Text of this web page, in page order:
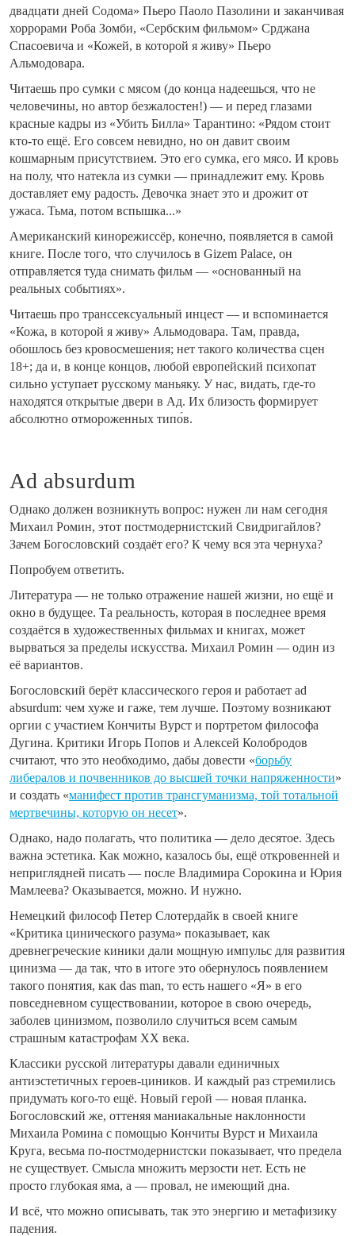
двадцати дней Содома» Пьеро Паоло Пазолини и заканчивая
хоррорами Роба Зомби, «Сербским фильмом» Срджана
Спасоевича и «Кожей, в которой я живу» Пьеро
Альмодовара.
Читаешь про сумки с мясом (до конца надеешься, что не
человечины, но автор безжалостен!) — и перед глазами
красные кадры из «Убить Билла» Тарантино: «Рядом стоит
кто-то ещё. Его совсем невидно, но он давит своим
кошмарным присутствием. Это его сумка, его мясо. И кровь
на полу, что натекла из сумки — принадлежит ему. Кровь
доставляет ему радость. Девочка знает это и дрожит от
ужаса. Тьма, потом вспышка...»
Американский кинорежиссёр, конечно, появляется в самой
книге. После того, что случилось в Gizem Palace, он
отправляется туда снимать фильм — «основанный на
реальных событиях».
Читаешь про транссексуальный инцест — и вспоминается
«Кожа, в которой я живу» Альмодовара. Там, правда,
обошлось без кровосмешения; нет такого количества сцен
18+; да и, в конце концов, любой европейский психопат
сильно уступает русскому маньяку. У нас, видать, где-то
находятся открытые двери в Ад. Их близость формирует
абсолютно отмороженных типо́в.
Ad absurdum
Однако должен возникнуть вопрос: нужен ли нам сегодня
Михаил Ромин, этот постмодернистский Свидригайлов?
Зачем Богословский создаёт его? К чему вся эта чернуха?
Попробуем ответить.
Литература — не только отражение нашей жизни, но ещё и
окно в будущее. Та реальность, которая в последнее время
создаётся в художественных фильмах и книгах, может
вырваться за пределы искусства. Михаил Ромин — один из
её вариантов.
Богословский берёт классического героя и работает ad
absurdum: чем хуже и гаже, тем лучше. Поэтому возникают
оргии с участием Кончиты Вурст и портретом философа
Дугина. Критики Игорь Попов и Алексей Колобродов
считают, что это необходимо, дабы довести «борьбу
либералов и почвенников до высшей точки напряженности»
и создать «манифест против трансгуманизма, той тотальной
мертвечины, которую он несет».
Однако, надо полагать, что политика — дело десятое. Здесь
важна эстетика. Как можно, казалось бы, ещё откровенней и
неприглядней писать — после Владимира Сорокина и Юрия
Мамлеева? Оказывается, можно. И нужно.
Немецкий философ Петер Слотердайк в своей книге
«Критика цинического разума» показывает, как
древнегреческие киники дали мощную импульс для развития
цинизма — да так, что в итоге это обернулось появлением
такого понятия, как das man, то есть нашего «Я» в его
повседневном существовании, которое в свою очередь,
заболев цинизмом, позволило случиться всем самым
страшным катастрофам ХХ века.
Классики русской литературы давали единичных
антиэстетичных героев-циников. И каждый раз стремились
придумать кого-то ещё. Новый герой — новая планка.
Богословский же, оттеняя маниакальные наклонности
Михаила Ромина с помощью Кончиты Вурст и Михаила
Круга, весьма по-постмодернистски показывает, что предела
не существует. Смысла множить мерзости нет. Есть не
просто глубокая яма, а — провал, не имеющий дна.
И всё, что можно описывать, так это энергию и метафизику
падения.